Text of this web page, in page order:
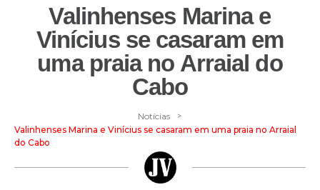
Valinhenses Marina e
Vinícius se casaram em
uma praia no Arraial do
Cabo
Notícias >
Valinhenses Marina e Vinícius se casaram em uma praia no Arraial
do Cabo